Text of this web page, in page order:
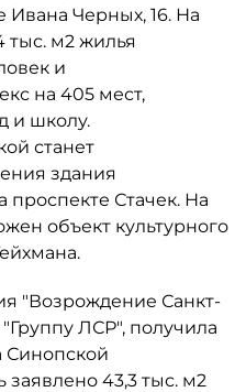
Ивана Черных, 16. На
тыс. м2 жилья
и
на 405 мест,
и школу.
станет
здания
Стачек. На
объект культурного
"Возрождение Санкт-
ЛСР", получила
Синопской
заявлено 43,3 тыс. м2